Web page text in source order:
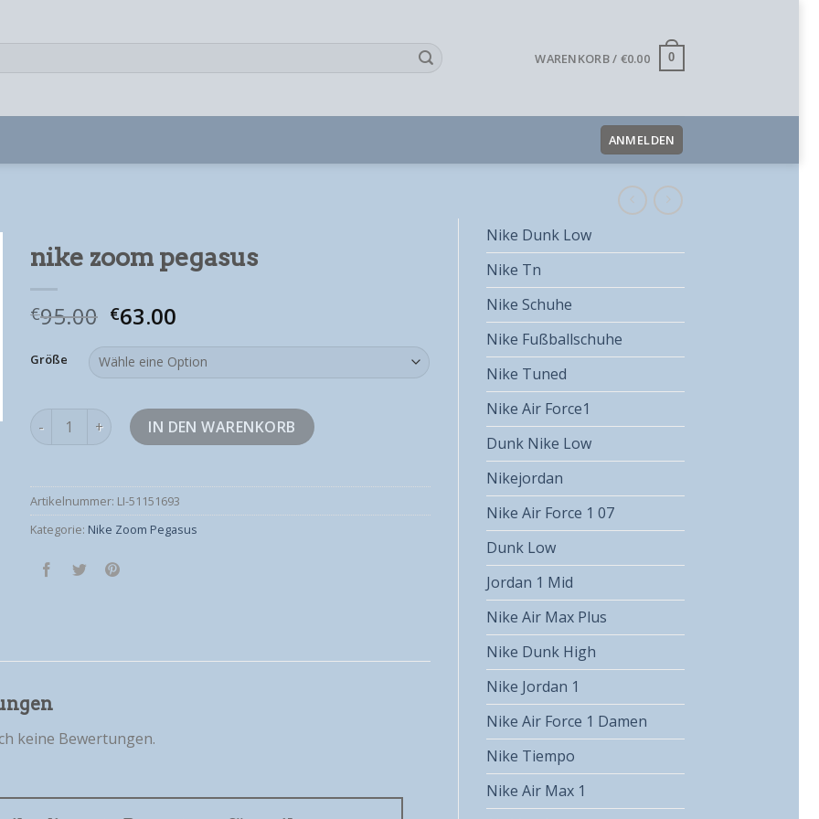
WARENKORB / €0.00 0
ANMELDEN
Nike Dunk Low
Nike Tn
Nike Schuhe
Nike Fußballschuhe
Nike Tuned
Nike Air Force1
Dunk Nike Low
Nikejordan
Nike Air Force 1 07
Dunk Low
Jordan 1 Mid
Nike Air Max Plus
Nike Dunk High
Nike Jordan 1
Nike Air Force 1 Damen
Nike Tiempo
Nike Air Max 1
nike zoom pegasus
€95.00 €63.00
Größe
nike zoom pegasus MengeIN DEN WARENKORB
Artikelnummer: LI-51151693
Kategorie: Nike Zoom Pegasus
keine Bewertungen.